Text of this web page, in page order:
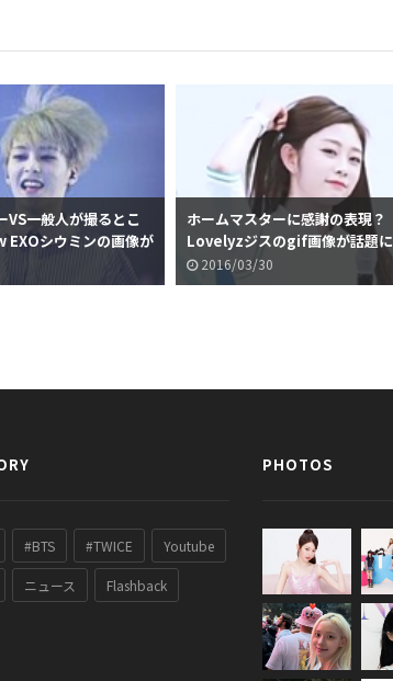
VS一般人が撮るとこ
EXOシウミンの画像が
ホームマスターに感謝の表現？
Lovelyzジスのgif画像が話題に
2016/03/30
#BTS #TWICE Youtube
ニュース Flashback
PHOTOS